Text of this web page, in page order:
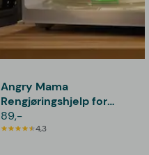
Angry Mama
Rengjøringshjelp for
Mikrobølgeovn
89,-
4,3